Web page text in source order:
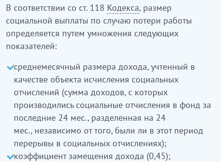
В соответствии со ст. 118 Кодекса, размер
социальной выплаты по случаю потери работы
определяется путем умножения следующих
показателей:
среднемесячный размера дохода, учтенный в
качестве объекта исчисления социальных
отчислений (сумма доходов, с которых
производились социальные отчисления в фонд за
последние 24 мес., разделенная на 24
мес., независимо от того, были ли в этот период
перерывы в социальных отчислениях);
коэффициент замещения дохода (0,45);